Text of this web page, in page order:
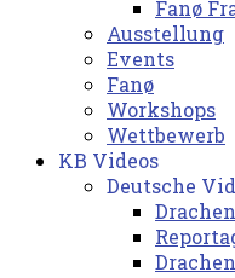
Fanø
Ausstellung
Events
Fanø
Workshops
Wettbewerb
KB Videos
Deutsche